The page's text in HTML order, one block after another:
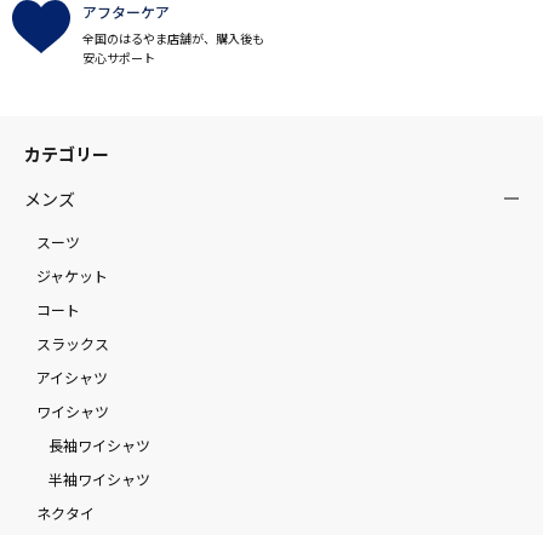
アフターケア
全国のはるやま店舗が、購入後も
安心サポート
カテゴリー
メンズ
スーツ
ジャケット
コート
スラックス
アイシャツ
ワイシャツ
長袖ワイシャツ
半袖ワイシャツ
ネクタイ